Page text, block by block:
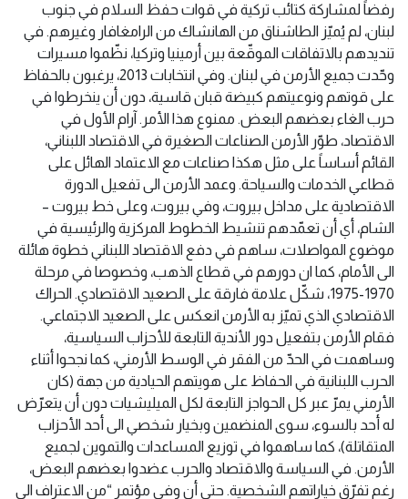
رفضاً لمشاركة كتائب تركية في قوات حفظ السلام في جنوب
لبنان، لم يُميّز الطاشناق من الهانشاك من الرامغافار وغيرهم. في
تنديدهم بالاتفاقات الموقّعة بين أرمينيا وتركيا، نظّموا مسيرات
وحّدت جميع الأرمن في لبنان. وفي انتخابات 2013، يرغبون بالحفاظ
على قوتهم ونوعيتهم كبيضة قبان قاسية، دون أن ينخرطوا في
حرب الغاء بعضهم البعض. ممنوع هذا الأمر. آرام الأول في
الاقتصاد، طوّر الأرمن الصناعات الصغيرة في الاقتصاد اللبناني،
القائم أساساً على مثل هكذا صناعات مع الاعتماد الهائل على
قطاعي الخدمات والسياحة. وعمد الأرمن الى تفعيل الدورة
الاقتصادية على مداخل بيروت، وفي بيروت، وعلى خط بيروت –
الشام، أي أن تعمّدهم تنشيط الخطوط المركزية والرئيسية في
موضوع المواصلات، ساهم في دفع الاقتصاد اللبناني خطوة هائلة
الى الأمام، كما ان دورهم في قطاع الذهب، وخصوصا في مرحلة
1970-1975، شكّل علامة فارقة على الصعيد الاقتصادي. الحراك
الاقتصادي الذي تميّز به الأرمن انعكس على الصعيد الاجتماعي.
فقام الأرمن بتفعيل دور الأندية التابعة للأحزاب السياسية،
وساهمت في الحدّ من الفقر في الوسط الأرمني، كما نجحوا أثناء
الحرب اللبنانية في الحفاظ على هويتهم الحيادية من جهة (كان
الأرمني يمرّ عبر كل الحواجز التابعة لكل الميليشيات دون أن يتعرّض
له أحد بالسوء، سوى المنضمين وبخيار شخصي الى أحد الأحزاب
المتقاتلة)، كما ساهموا في توزيع المساعدات والتموين لجميع
الأرمن. في السياسة والاقتصاد والحرب عضدوا بعضهم البعض،
رغم تفرّق خياراتهم الشخصية. حتى أن وفي مؤتمر “من الاعتراف الى